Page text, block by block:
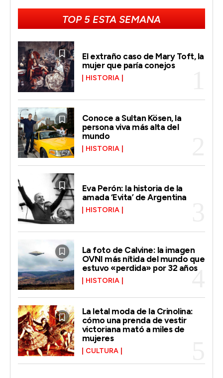
TOP 5 ESTA SEMANA
El extraño caso de Mary Toft, la
mujer que paría conejos
HISTORIA
Conoce a Sultan Kösen, la
persona viva más alta del
mundo
HISTORIA
Eva Perón: la historia de la
amada ‘Evita’ de Argentina
HISTORIA
La foto de Calvine: la imagen
OVNI más nítida del mundo que
estuvo «perdida» por 32 años
HISTORIA
La letal moda de la Crinolina:
cómo una prenda de vestir
victoriana mató a miles de
mujeres
CULTURA